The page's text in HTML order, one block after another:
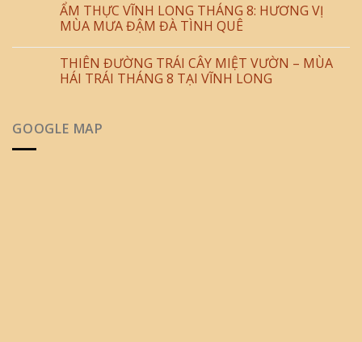
ẨM THỰC VĨNH LONG THÁNG 8: HƯƠNG VỊ
MÙA MƯA ĐẬM ĐÀ TÌNH QUÊ
THIÊN ĐƯỜNG TRÁI CÂY MIỆT VƯỜN – MÙA
HÁI TRÁI THÁNG 8 TẠI VĨNH LONG
GOOGLE MAP